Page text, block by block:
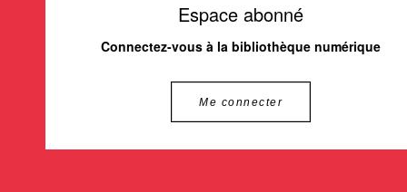
Espace abonné
Connectez-vous à la bibliothèque numérique
Me connecter